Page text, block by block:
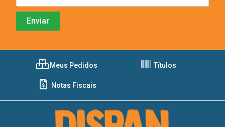
Meus Pedidos Títulos
Notas Fiscais